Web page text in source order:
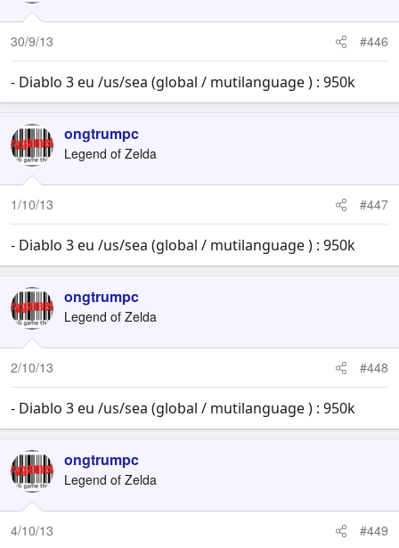
30/9/13 #446
- Diablo 3 eu /us/sea (global / mutilanguage ) : 950k
ongtrumpc
Legend of Zelda
1/10/13 #447
- Diablo 3 eu /us/sea (global / mutilanguage ) : 950k
ongtrumpc
Legend of Zelda
2/10/13 #448
- Diablo 3 eu /us/sea (global / mutilanguage ) : 950k
ongtrumpc
Legend of Zelda
4/10/13 #449